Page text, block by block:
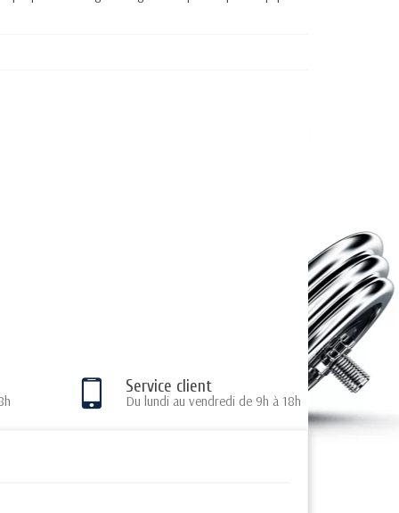
Service client
Du lundi au vendredi de 9h à 18h